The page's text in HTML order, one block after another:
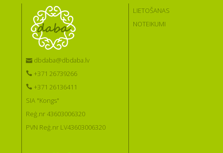
dbdaba@dbdaba.lv
+371 26739266
+371 26136411
SIA "Kongs"
Reģ.nr 43603006320
PVN Reģ.nr LV43603006320
LIETOŠANAS
NOTEIKUMI